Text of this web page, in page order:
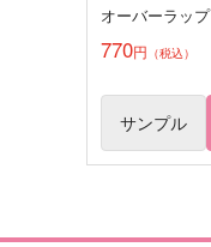
ぱぺきゅ日記(２)
dairy.
丹恒×穹
サンプル
オーバーラップ
770円 （税込）
サンプル